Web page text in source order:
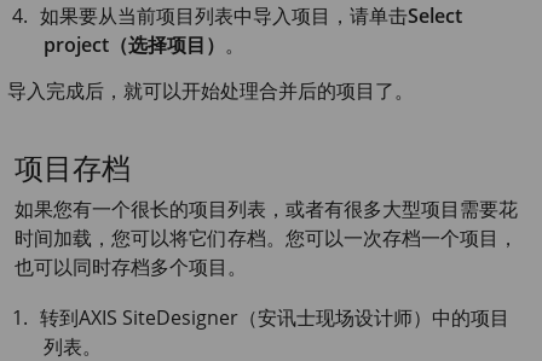
如果要从当前项目列表中导入项目，请单击Select
project（选择项目） 。
导入完成后，就可以开始处理合并后的项目了。
项目存档
如果您有一个很长的项目列表，或者有很多大型项目需要花
时间加载，您可以将它们存档。您可以一次存档一个项目，
也可以同时存档多个项目。
转到AXIS SiteDesigner（安讯士现场设计师）中的项目
列表。